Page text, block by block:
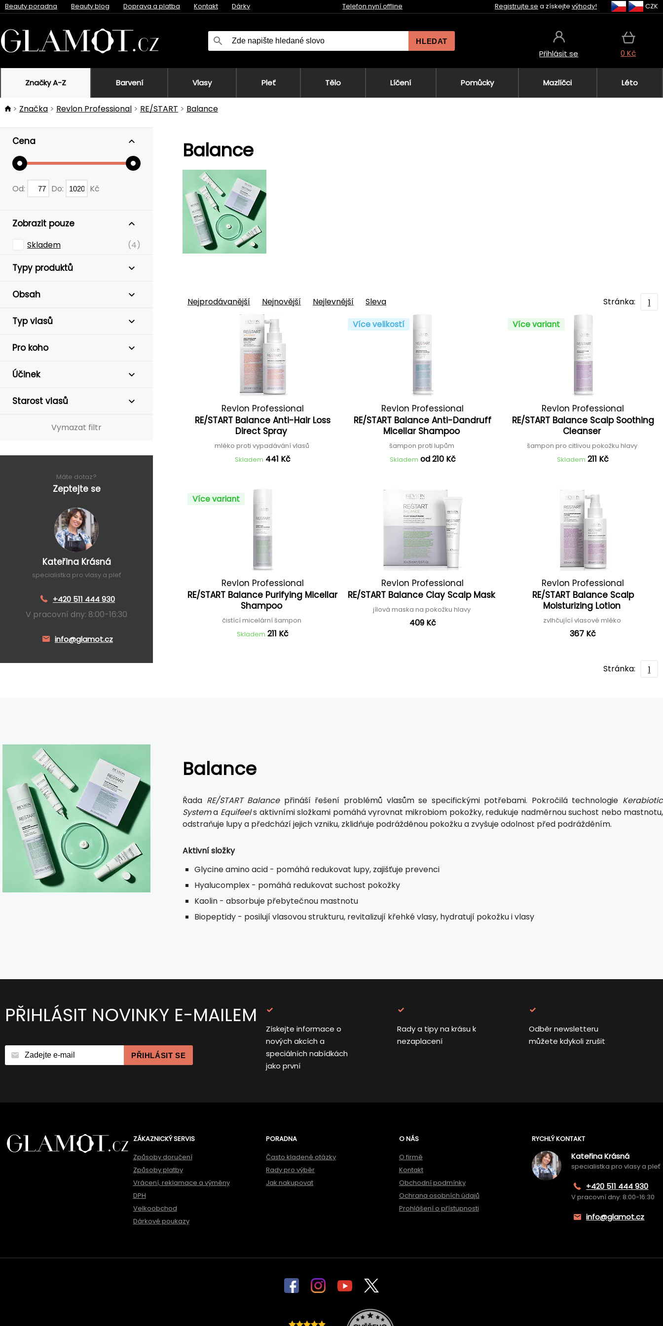
Beauty poradna Beauty blog Doprava a platba Kontakt Dárky Telefon nyní offline Registrujte se a získejte výhody! CZK
HLEDAT
Přihlásit se 0 Kč
Značky A-Z Barvení Vlasy Pleť Tělo Líčení Pomůcky Mazlíčci Léto
Značka Revlon Professional RE/START Balance
Cena
Od: Do: Kč
Zobrazit pouze
Skladem (4)
Typy produktů
Obsah
Typ vlasů
Pro koho
Účinek
Starost vlasů
Vymazat filtr
Máte dotaz?
Zeptejte se
Kateřina Krásná
specialistka pro vlasy a pleť
+420 511 444 930
V pracovní dny: 8:00-16:30
info@glamot.cz
Balance
Nejprodávanější Nejnovější Nejlevnější Sleva Stránka: 1
Revlon Professional
RE/START Balance Anti-Hair Loss
Direct Spray
mléko proti vypadávání vlasů
Skladem 441 Kč
Více velikostí
Revlon Professional
RE/START Balance Anti-Dandruff
Micellar Shampoo
šampon proti lupům
Skladem od 210 Kč
Více variant
Revlon Professional
RE/START Balance Scalp Soothing
Cleanser
šampon pro citlivou pokožku hlavy
Skladem 211 Kč
Více variant
Revlon Professional
RE/START Balance Purifying Micellar
Shampoo
čistící micelární šampon
Skladem 211 Kč
Revlon Professional
RE/START Balance Clay Scalp Mask
jílová maska na pokožku hlavy
409 Kč
Revlon Professional
RE/START Balance Scalp
Moisturizing Lotion
zvlhčující vlasové mléko
367 Kč
Stránka: 1
Balance
Řada RE/START Balancepřináší řešení problémů vlasům se specifickými potřebami. Pokročilá technologie Kerabiotic
Systema Equifeels aktivními složkami pomáhá vyrovnat mikrobiom pokožky, redukuje nadměrnou suchost nebo mastnotu,
odstraňuje lupy a předchází jejich vzniku, zklidňuje podrážděnou pokožku a zvyšuje odolnost před podrážděním.
Aktivní složky
Glycine amino acid - pomáhá redukovat lupy, zajišťuje prevenci
Hyalucomplex - pomáhá redukovat suchost pokožky
Kaolin - absorbuje přebytečnou mastnotu
Biopeptidy - posilují vlasovou strukturu, revitalizují křehké vlasy, hydratují pokožku i vlasy
PŘIHLÁSIT NOVINKY E-MAILEM
PŘIHLÁSIT SE
Získejte informace o
nových akcích a
speciálních nabídkách
jako první
Rady a tipy na krásu k
nezaplacení
Odběr newsletteru
můžete kdykoli zrušit
ZÁKAZNICKÝ SERVIS
Způsoby doručení
Způsoby platby
Vrácení, reklamace a výměny
DPH
Velkoobchod
Dárkové poukazy
PORADNA
Často kladené otázky
Rady pro výběr
Jak nakupovat
O NÁS
O firmě
Kontakt
Obchodní podmínky
Ochrana osobních údajů
Prohlášení o přístupnosti
RYCHLÝ KONTAKT
Kateřina Krásná
specialistka pro vlasy a pleť
+420 511 444 930
V pracovní dny: 8:00-16:30
info@glamot.cz